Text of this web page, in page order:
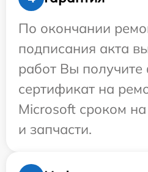
По окончании
подписания акта
работ Вы
сертификат на
Microsoft сроком
и запчасти.